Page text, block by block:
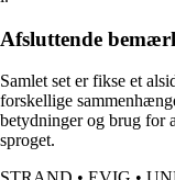
Afsluttende
Samlet set er fikse et
forskellige
betydninger og brug for
sproget.